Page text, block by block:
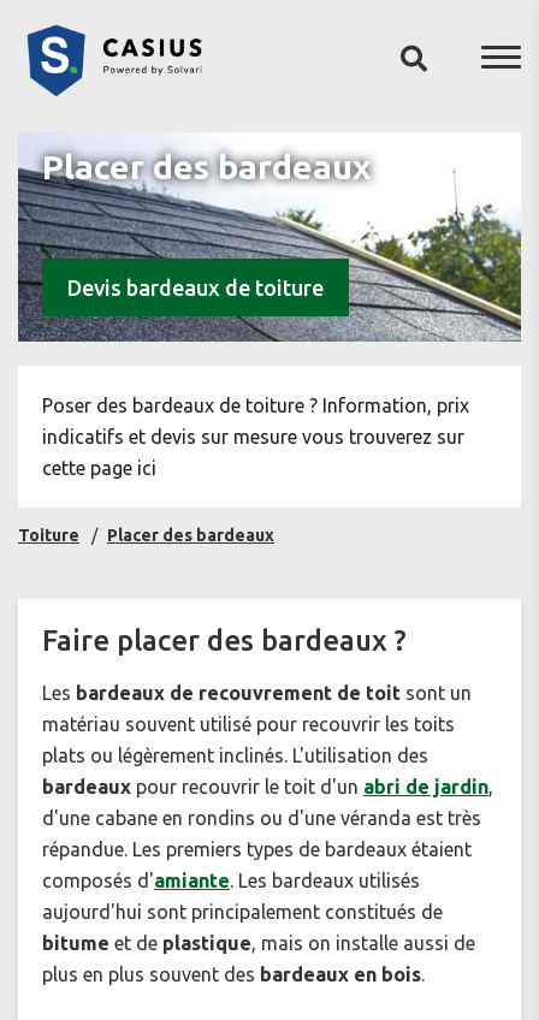
Placer des bardeaux
Devis bardeaux de toiture
Poser des bardeaux de toiture ? Information, prix
indicatifs et devis sur mesure vous trouverez sur
cette page ici
Toiture Placer des bardeaux
Faire placer des bardeaux ?
Les bardeaux de recouvrement de toit sont un
matériau souvent utilisé pour recouvrir les toits
plats ou légèrement inclinés. L'utilisation des
bardeaux pour recouvrir le toit d'un abri de jardin,
d'une cabane en rondins ou d'une véranda est très
répandue. Les premiers types de bardeaux étaient
composés d'amiante. Les bardeaux utilisés
aujourd'hui sont principalement constitués de
bitume et de plastique, mais on installe aussi de
plus en plus souvent des bardeaux en bois.